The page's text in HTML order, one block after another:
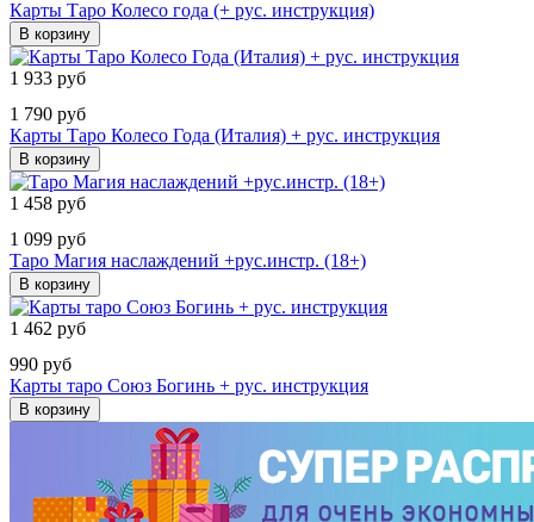
Карты Таро Колесо года (+ рус. инструкция)
В корзину
1 933 руб
1 790 руб
Карты Таро Колесо Года (Италия) + рус. инструкция
В корзину
1 458 руб
1 099 руб
Таро Магия наслаждений +рус.инстр. (18+)
В корзину
1 462 руб
990 руб
Карты таро Союз Богинь + рус. инструкция
В корзину